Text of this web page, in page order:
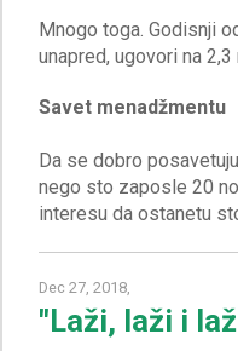
Mnogo toga. Godisnji
Savet menadžmentu
Da se dobro
nego sto zaposle 20
Dec 27, 2018,
"Laži, laži i